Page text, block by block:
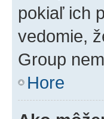
pokiaľ ich
vedomie,
Group
Hore